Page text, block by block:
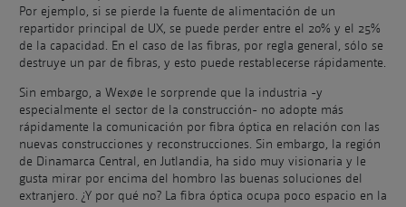
Por ejemplo, si se pierde la fuente de alimentación de un
repartidor principal de UX, se puede perder entre el 20% y el 25%
de la capacidad. En el caso de las fibras, por regla general, sólo se
destruye un par de fibras, y esto puede restablecerse rápidamente.
Sin embargo, a Wexøe le sorprende que la industria -y
especialmente el sector de la construcción- no adopte más
rápidamente la comunicación por fibra óptica en relación con las
nuevas construcciones y reconstrucciones. Sin embargo, la región
de Dinamarca Central, en Jutlandia, ha sido muy visionaria y le
gusta mirar por encima del hombro las buenas soluciones del
extranjero. ¿Y por qué no? La fibra óptica ocupa poco espacio en la